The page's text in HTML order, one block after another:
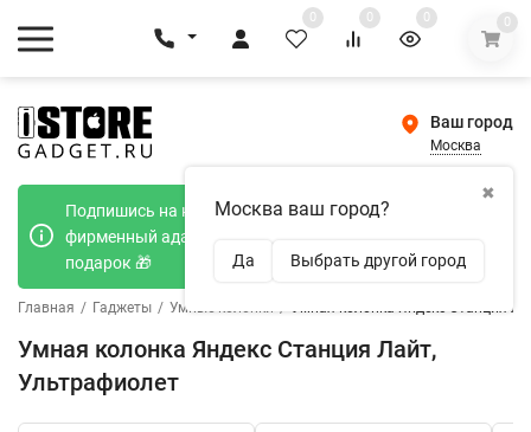
0 0 0 0
Ваш город
Москва
✖
Москва ваш город?
Да Выбрать другой город
Подпишись на наш телеграмм канал и получи
фирменный адаптер Type-C 20W при покупке в
подарок 🎁
Главная / Гаджеты / Умные колонки / Умная колонка Яндекс Станция
Умная колонка Яндекс Станция Лайт,
Ультрафиолет